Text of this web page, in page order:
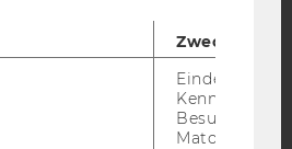
WEBSEITE
Zweck
Eindeutige
Besuchers
Matomo.